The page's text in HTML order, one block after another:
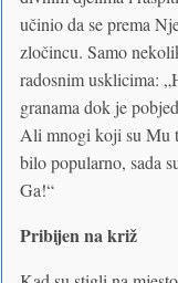
učinio da se prema
zločincu. Samo
radosnim usklicima:
granama dok je
Ali mnogi koji su Mu
bilo popularno, sada
Ga!“
Pribijen na križ